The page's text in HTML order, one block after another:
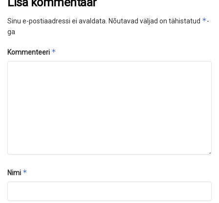
Sinu e-postiaadressi ei avaldata. Nõutavad väljad on tähistatud *-
ga
Kommenteeri *
Nimi *